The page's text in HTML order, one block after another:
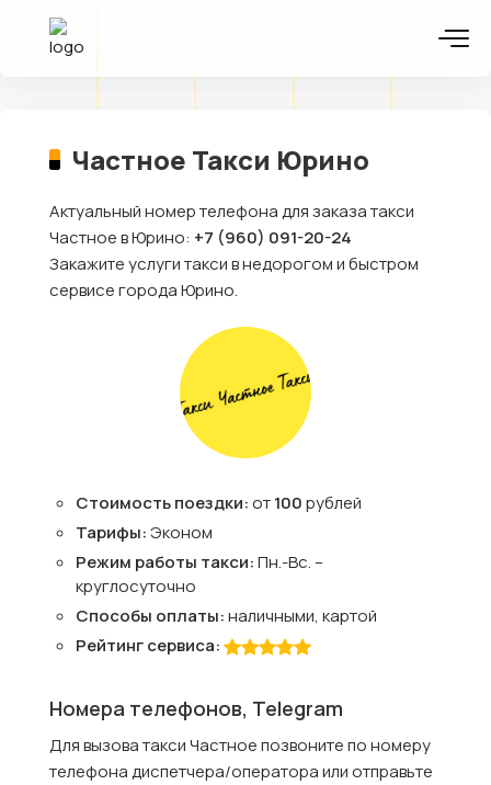
Частное Такси Юрино
Актуальный номер телефона для заказа такси
Частное в Юрино: +7 (960) 091-20-24
Закажите услуги такси в недорогом и быстром
сервисе города Юрино.
Стоимость поездки:от100рублей
Тарифы:Эконом
Режим работы такси:Пн.-Вс. –
круглосуточно
Способы оплаты:наличными, картой
Рейтинг сервиса:
Номера телефонов, Telegram
Для вызова такси Частное позвоните по номеру
телефона диспетчера/оператора или отправьте